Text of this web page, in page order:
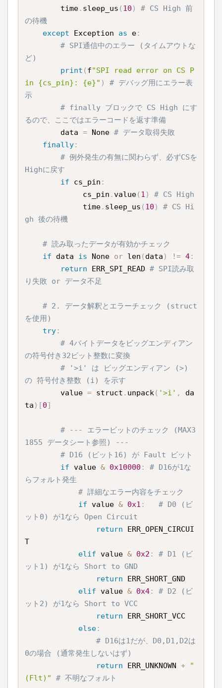
        time
. sleep_us ( 10 )
# CS High 前
の待機
except Exception as e:
# SPI通信中のエラー (タイムアウトな
ど)
print ( f"SPI read error on CS P
in {cs_pin}: {e}" )
# デバッグ用にエラー表
示
# finally ブロックで CS High にす
るので、ここではエラーコードを返す準備
        data
= None # データ取得失敗
finally:
# 例外発生の有無に関わらず、必ずCSを
Highに戻す
if cs_pin :
             cs_pin
.value( 1 )
# CS High
             time
. sleep_us ( 10 )
# CS Hi
gh 後の待機
# 読み取ったデータが有効かチェック
if data is None or len ( data ) != 4:
return ERR_SPI_READ # SPI読み取
り失敗 or データ不足
# 2. データ解釈とエラーチェック (struct
を使用)
try:
# 4バイトデータをビッグエンディアン
の符号付き32ビット整数に変換
# '>i' は ビッグエンディアン (>)
の 符号付き整数 (i) を示す
        value
= struct . unpack( '>i' ,
da
ta ) [0]
# --- エラービットのチェック (MAX3
1855 データシート参照) ---
# D16 (ビット16) が Fault ビット
if value & 0x10000 :
# D16が1な
らフォルト発生
# 詳細なエラー内容をチェック
if value & 0x1 :
# D0 (ビ
ット0) が1なら Open Circuit
return ERR_OPEN_CIRCUI
T
elif value & 0x2 :
# D1 (ビ
ット1) が1なら Short to GND
return ERR_SHORT_GND
elif value & 0x4:
# D2 (ビ
ット2) が1なら Short to VCC
return ERR_SHORT_VCC
else:
# D16は1だが、D0,D1,D2は
0の場合 (通常発生しないはず)
return ERR_UNKNOWN +
"
(Flt)"
# 不明なフォルト